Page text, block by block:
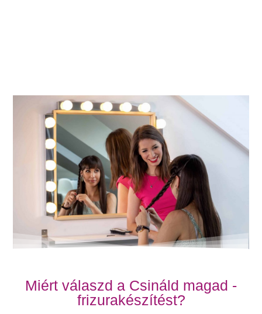
Miért válaszd a Csináld magad -
frizurakészítést?